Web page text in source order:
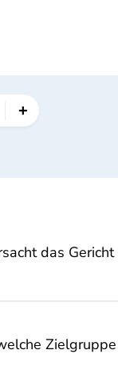
+
das Gericht